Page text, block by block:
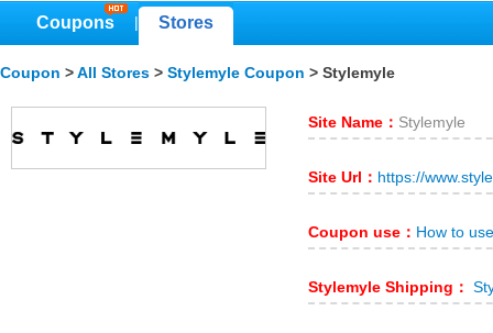
Coupons Stores
Coupon > All Stores > Stylemyle Coupon > Stylemyle
Site Name： Stylemyle
Site Url： https://
Coupon use： How to
Stylemyle Shipping：